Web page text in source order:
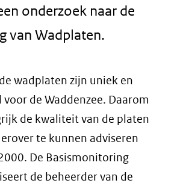
onderzoek naar de
van Wadplaten.
wadplaten zijn uniek en
de Waddenzee. Daarom
de kwaliteit van de platen
te kunnen adviseren
De Basismonitoring
de beheerder van de